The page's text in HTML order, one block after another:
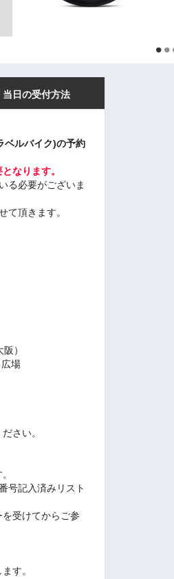
当日の受付方法
ベルバイク)の予約
なります。
る必要がございま
て頂きます。
）
場
さい。
号記入済みリスト
受けてからご参
す。